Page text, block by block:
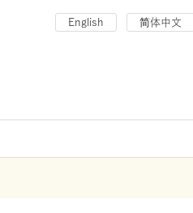
English 简体中文